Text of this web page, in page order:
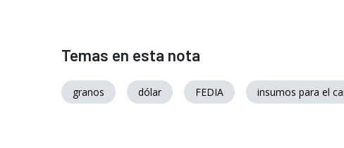
Temas en esta nota
granos dólar FEDIA insumos para el